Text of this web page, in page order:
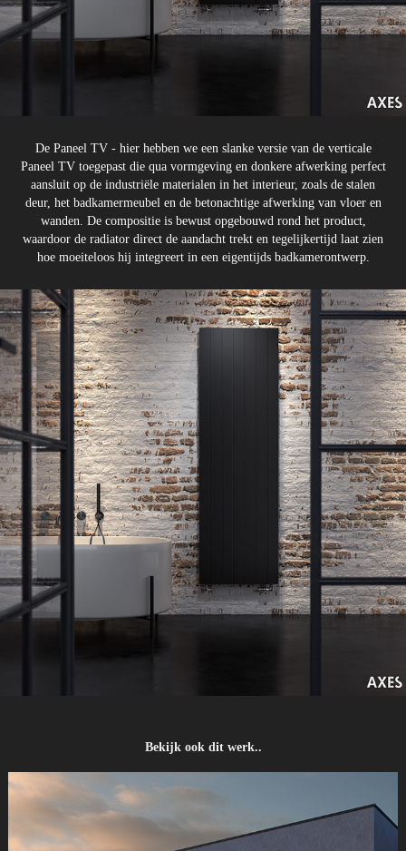
De Paneel TV - hier hebben we een slanke versie van de verticale
Paneel TV toegepast die qua vormgeving en donkere afwerking perfect
aansluit op de industriële materialen in het interieur, zoals de stalen
deur, het badkamermeubel en de betonachtige afwerking van vloer en
wanden. De compositie is bewust opgebouwd rond het product,
waardoor de radiator direct de aandacht trekt en tegelijkertijd laat zien
hoe moeiteloos hij integreert in een eigentijds badkamerontwerp.
Bekijk ook dit werk..